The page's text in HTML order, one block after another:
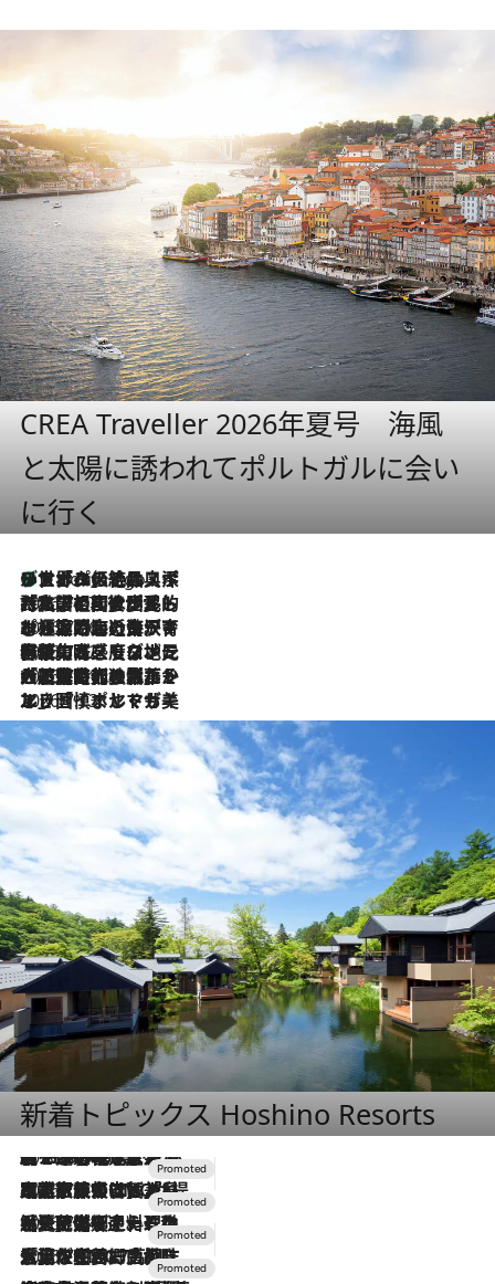
CREA Traveller 2026年夏号 海風
と太陽に誘われてポルトガルに会い
に行く
6 Hours Ago
リスボンの絶品スイーツ「パステル・デ・ナタ」とは？ポルトガル伝統の奥深い世界へ
2026.7.27
「私の祖国はポルトガル語です」国民的詩人フェルナンド・ペソアと、彼が愛した文学の街を歩く
2026.7.26
ポルトガル近海が育む極上の海の幸。キリリと冷えた白ワインと愉しむ、シーフード専門店の贅沢
2026.7.22
伝統の味をモダンに昇華。高感度な地元客が集う、リスボンの最旬ガストロノミー
2026.7.21
大航海時代の栄華から、震災、独裁、そして革命へ。ポルトガル・首都リスボンの石畳に刻まれた「歴史の光と影」
2026.7.13
エッセイ・ヤマザキマリ「慎ましくも美しき国 ポルトガル」
新着トピックス Hoshino Resorts
2026.8.7
【トンボの足水浴】ヒノキの香りに包まれて涼感マックス！約13℃の湧水かけ流しを避暑地「星野温泉 トンボの湯」で体験
2026.7.31
【ホテル帰省】という選択肢をOMOが提案。家族とほどよい距離を保つには「昼は実家、夜は気兼ねなくホテルで！」
2026.7.24
【夏限定ディナーコース】旬を迎える稚鮎や花ズッキーニなどをイタリア・トスカーナの郷土料理の手法で満喫！
2026.7.17
「土佐和ハーブかき氷」がOMO7高知に登場！生姜、山椒、大葉など目にも舌にも涼を呼ぶ郷土の味